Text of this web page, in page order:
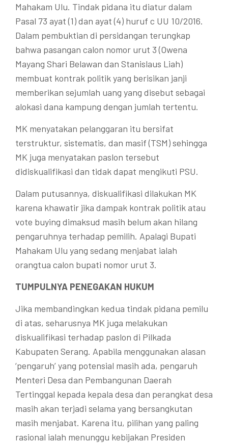
Mahakam Ulu. Tindak pidana itu diatur dalam
Pasal 73 ayat (1) dan ayat (4) huruf c UU 10/2016.
Dalam pembuktian di persidangan terungkap
bahwa pasangan calon nomor urut 3 (Owena
Mayang Shari Belawan dan Stanislaus Liah)
membuat kontrak politik yang berisikan janji
memberikan sejumlah uang yang disebut sebagai
alokasi dana kampung dengan jumlah tertentu.
MK menyatakan pelanggaran itu bersifat
terstruktur, sistematis, dan masif (TSM) sehingga
MK juga menyatakan paslon tersebut
didiskualifikasi dan tidak dapat mengikuti PSU.
Dalam putusannya, diskualifikasi dilakukan MK
karena khawatir jika dampak kontrak politik atau
vote buying dimaksud masih belum akan hilang
pengaruhnya terhadap pemilih. Apalagi Bupati
Mahakam Ulu yang sedang menjabat ialah
orangtua calon bupati nomor urut 3.
TUMPULNYA PENEGAKAN HUKUM
Jika membandingkan kedua tindak pidana pemilu
di atas, seharusnya MK juga melakukan
diskualifikasi terhadap paslon di Pilkada
Kabupaten Serang. Apabila menggunakan alasan
‘pengaruh’ yang potensial masih ada, pengaruh
Menteri Desa dan Pembangunan Daerah
Tertinggal kepada kepala desa dan perangkat desa
masih akan terjadi selama yang bersangkutan
masih menjabat. Karena itu, pilihan yang paling
rasional ialah menunggu kebijakan Presiden